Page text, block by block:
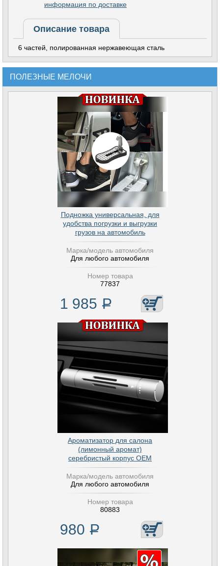
информация по доставке
Описание товара
6 частей, полированная нержавеющая сталь
ПОЛЕЗНЫЕ МЕЛОЧИ
Подножка универсальная, для
удобства погрузки и выгрузки
грузов на автомобиль
Марка/модель автомобиля
Для любого автомобиля
Номер товара
77837
1 985 Р
Ароматизатор для салона
(лимонный аромат)
серебристый корпус OEM
Марка/модель автомобиля
Для любого автомобиля
Номер товара
80883
980 Р